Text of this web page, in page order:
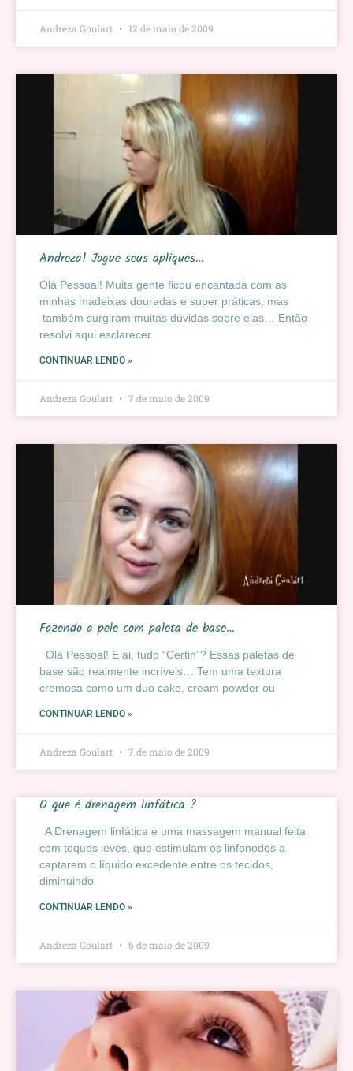
Andreza Goulart 12 de maio de 2009
Andreza! Jogue seus apliques…
Olá Pessoal! Muita gente ficou encantada com as
minhas madeixas douradas e super práticas, mas
também surgiram muitas dúvidas sobre elas… Então
resolvi aqui esclarecer
CONTINUAR LENDO »
Andreza Goulart 7 de maio de 2009
Fazendo a pele com paleta de base…
Olá Pessoal! E ai, tudo “Certin”? Essas paletas de
base são realmente incríveis… Tem uma textura
cremosa como um duo cake, cream powder ou
CONTINUAR LENDO »
Andreza Goulart 7 de maio de 2009
O que é drenagem linfática ?
A Drenagem linfática e uma massagem manual feita
com toques leves, que estimulam os linfonodos a
captarem o líquido excedente entre os tecidos,
diminuindo
CONTINUAR LENDO »
Andreza Goulart 6 de maio de 2009